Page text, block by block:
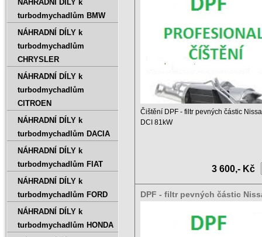
Čištění DPF - filtr pevných částic
DCI 81kW
3 600,- Kč
DPF - filtr pevných částic
NÁHRADNÍ DÍLY k
turbodmychadlům BMW
NÁHRADNÍ DÍLY k
turbodmychadlům
CHRYSLER
NÁHRADNÍ DÍLY k
turbodmychadlům
CITROEN
NÁHRADNÍ DÍLY k
turbodmychadlům DACIA
NÁHRADNÍ DÍLY k
turbodmychadlům FIAT
NÁHRADNÍ DÍLY k
turbodmychadlům FORD
NÁHRADNÍ DÍLY k
turbodmychadlům HONDA